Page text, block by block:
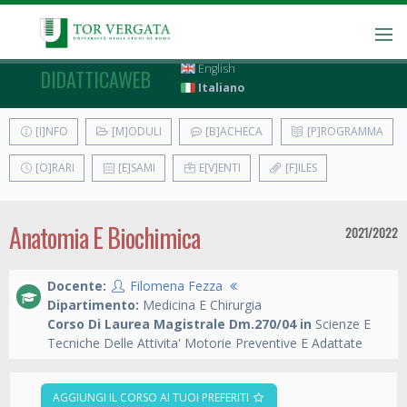
DIDATTICAWEB
English
Italiano
[I]NFO [M]ODULI [B]ACHECA [P]ROGRAMMA
[O]RARI [E]SAMI E[V]ENTI [F]ILES
Anatomia E Biochimica 2021/2022
Docente:
Filomena Fezza
Dipartimento: Medicina E Chirurgia
Corso Di Laurea Magistrale Dm.270/04 in Scienze E
Tecniche Delle Attivita' Motorie Preventive E Adattate
AGGIUNGI IL CORSO AI TUOI PREFERITI